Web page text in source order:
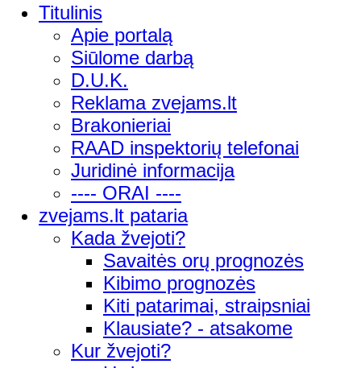
Titulinis
Apie portalą
Siūlome darbą
D.U.K.
Reklama zvejams.lt
Brakonieriai
RAAD inspektorių telefonai
Juridinė informacija
---- ORAI ----
zvejams.lt pataria
Kada žvejoti?
Savaitės orų prognozės
Kibimo prognozės
Kiti patarimai, straipsniai
Klausiate? - atsakome
Kur žvejoti?